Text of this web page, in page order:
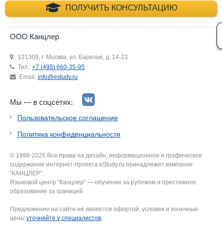
ПОЛУЧИТЬ КОНСУЛЬТАЦИЮ
+7 (495) 660-35-
ООО Канцлер
121309, г. Москва, ул. Барклая, д. 14-23
Тел.: +7 (495) 660-35-95
Email: info@estudy.ru
Мы — в соцсетях:
Пользовательское соглашение
Политика конфиденциальности
© 1998-2026 Все права на дизайн, информационное и графическое
содержание интернет-проекта eStudy.ru принадлежит компании
"КАНЦЛЕР".
Языковой центр "Канцлер" — обучение за рубежом и престижное
образование за границей.
Предложение на сайте не является офертой, условия и конечные
цены уточняйте у специалистов.